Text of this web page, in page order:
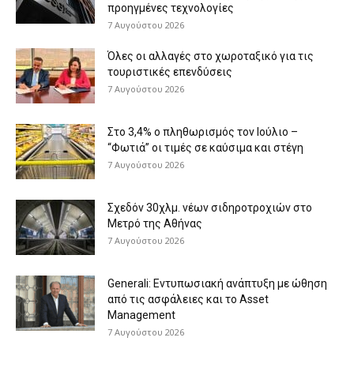
προηγμένες τεχνολογίες
7 Αυγούστου 2026
Όλες οι αλλαγές στο χωροταξικό για τις
τουριστικές επενδύσεις
7 Αυγούστου 2026
Στο 3,4% ο πληθωρισμός τον Ιούλιο –
“Φωτιά” οι τιμές σε καύσιμα και στέγη
7 Αυγούστου 2026
Σχεδόν 30χλμ. νέων σιδηροτροχιών στο
Μετρό της Αθήνας
7 Αυγούστου 2026
Generali: Eντυπωσιακή ανάπτυξη με ώθηση
από τις ασφάλειες και το Asset
Management
7 Αυγούστου 2026